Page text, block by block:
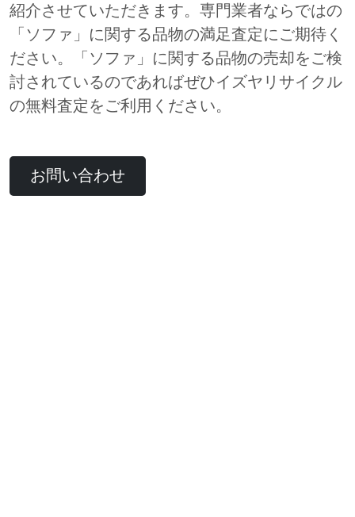
紹介させていただきます。専門業者ならではの
「ソファ」に関する品物の満足査定にご期待く
ださい。「ソファ」に関する品物の売却をご検
討されているのであればぜひイズヤリサイクル
の無料査定をご利用ください。
お問い合わせ